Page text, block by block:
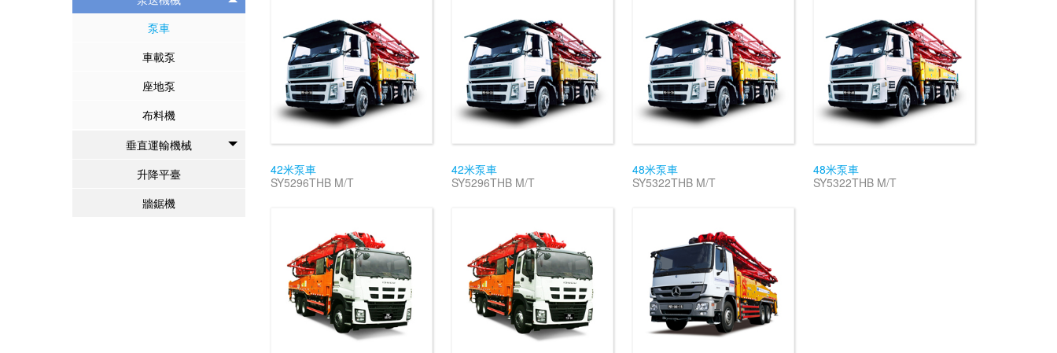
泵車
車載泵
座地泵
布料機
垂直運輸機械
升降平臺
牆鋸機
42米泵車
SY5296THB M/T
42米泵車
SY5296THB M/T
48米泵車
SY5322THB M/T
48米泵車
SY5322THB M/T